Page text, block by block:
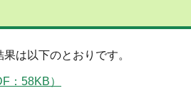
は以下のとおりです。
：58KB）